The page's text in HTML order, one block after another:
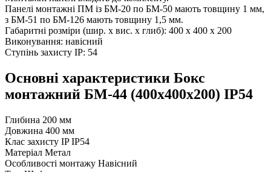
Панелі монтажні ПМ із БМ-20 по БМ-50 мають товщину 1 мм,
з БМ-51 по БМ-126 мають товщину 1,5 мм.
Габаритні розміри (шир. х вис. х глиб): 400 х 400 х 200
Виконування: навісний
Ступінь захисту IP: 54
Основні характеристики Бокс
монтажний БМ-44 (400х400х200) IP54
Глибина 200 мм
Довжина 400 мм
Клас захисту IP IP54
Матеріал Метал
Особливості монтажу Навісний